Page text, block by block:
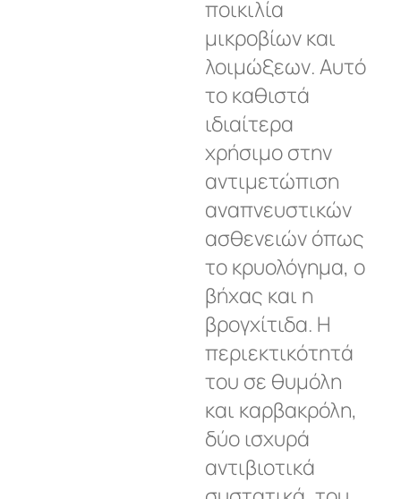
ποικιλία
μικροβίων και
λοιμώξεων. Αυτό
το καθιστά
ιδιαίτερα
χρήσιμο στην
αντιμετώπιση
αναπνευστικών
ασθενειών όπως
το κρυολόγημα, ο
βήχας και η
βρογχίτιδα. Η
περιεκτικότητά
του σε θυμόλη
και καρβακρόλη,
δύο ισχυρά
αντιβιοτικά